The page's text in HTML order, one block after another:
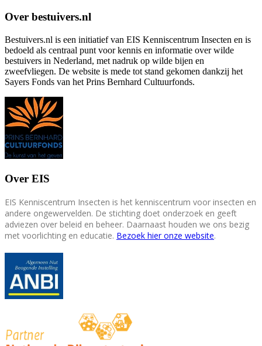
Over bestuivers.nl
Bestuivers.nl is een initiatief van EIS Kenniscentrum Insecten en is
bedoeld als centraal punt voor kennis en informatie over wilde
bestuivers in Nederland, met nadruk op wilde bijen en
zweefvliegen. De website is mede tot stand gekomen dankzij het
Sayers Fonds van het Prins Bernhard Cultuurfonds.
Over EIS
EIS Kenniscentrum Insecten is het kenniscentrum voor insecten en
andere ongewervelden. De stichting doet onderzoek en geeft
adviezen over beleid en beheer. Daarnaast houden we ons bezig
met voorlichting en educatie. Bezoek hier onze website.